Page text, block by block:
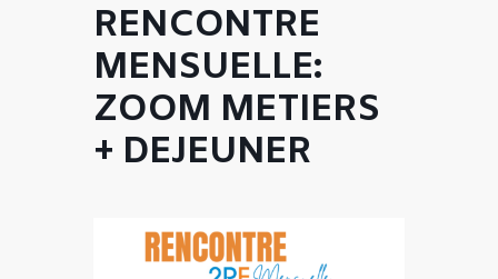
RENCONTRE
MENSUELLE:
ZOOM METIERS
+ DEJEUNER